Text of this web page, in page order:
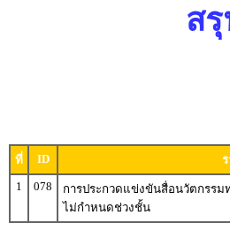
ส
ที่ ID
1
078
การประกวดแข่งขันสื่อนวัตกรรม
ไม่กำหนดช่วงชั้น